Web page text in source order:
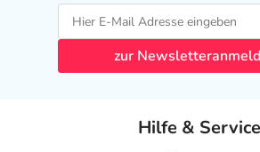
zur
Hilfe & Service